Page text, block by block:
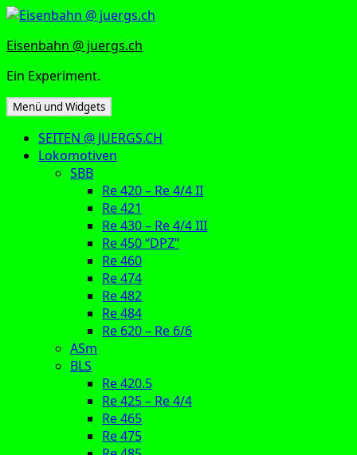
Zum
springen
Eisenbahn @ juergs.ch
Ein Experiment.
Menü und Widgets
SEITEN @ JUERGS.CH
Lokomotiven
SBB
Re 420 – Re 4/4 II
Re 421
Re 430 – Re 4/4 III
Re 450 “DPZ”
Re 460
Re 474
Re 482
Re 484
Re 620 – Re 6/6
ASm
BLS
Re 420.5
Re 425 – Re 4/4
Re 465
Re 475